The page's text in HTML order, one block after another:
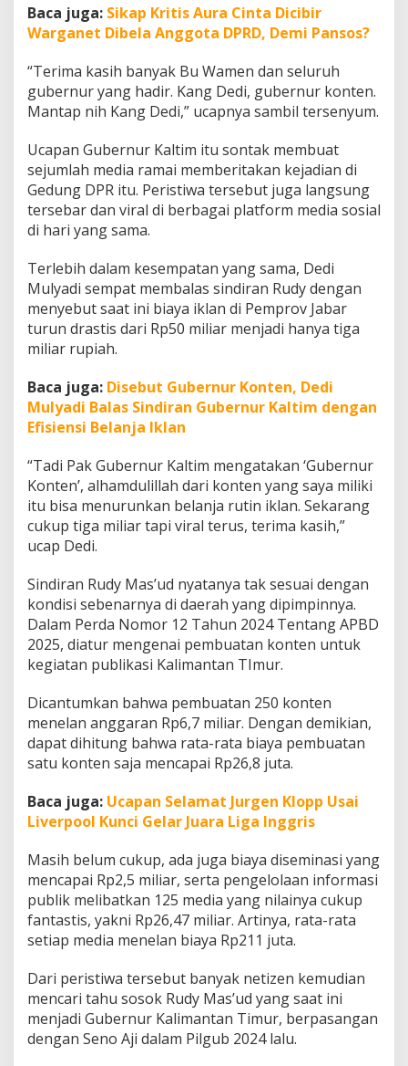
l
i
C
a
p
i
P
u
l
u
M
i
l
i
a
u
p
i
a
Baca juga: Sikap Kritis Aura Cinta Dicibir
Warganet Dibela Anggota DPRD, Demi Pansos?
“Terima kasih banyak Bu Wamen dan seluruh
gubernur yang hadir. Kang Dedi, gubernur konten.
Mantap nih Kang Dedi,” ucapnya sambil tersenyum.
Ucapan Gubernur Kaltim itu sontak membuat
sejumlah media ramai memberitakan kejadian di
Gedung DPR itu. Peristiwa tersebut juga langsung
tersebar dan viral di berbagai platform media sosial
di hari yang sama.
Terlebih dalam kesempatan yang sama, Dedi
Mulyadi sempat membalas sindiran Rudy dengan
menyebut saat ini biaya iklan di Pemprov Jabar
turun drastis dari Rp50 miliar menjadi hanya tiga
miliar rupiah.
Baca juga: Disebut Gubernur Konten, Dedi
Mulyadi Balas Sindiran Gubernur Kaltim dengan
Efisiensi Belanja Iklan
“Tadi Pak Gubernur Kaltim mengatakan ‘Gubernur
Konten’, alhamdulillah dari konten yang saya miliki
itu bisa menurunkan belanja rutin iklan. Sekarang
cukup tiga miliar tapi viral terus, terima kasih,”
ucap Dedi.
Sindiran Rudy Mas’ud nyatanya tak sesuai dengan
kondisi sebenarnya di daerah yang dipimpinnya.
Dalam Perda Nomor 12 Tahun 2024 Tentang APBD
2025, diatur mengenai pembuatan konten untuk
kegiatan publikasi Kalimantan TImur.
Dicantumkan bahwa pembuatan 250 konten
menelan anggaran Rp6,7 miliar. Dengan demikian,
dapat dihitung bahwa rata-rata biaya pembuatan
satu konten saja mencapai Rp26,8 juta.
Baca juga: Ucapan Selamat Jurgen Klopp Usai
Liverpool Kunci Gelar Juara Liga Inggris
Masih belum cukup, ada juga biaya diseminasi yang
mencapai Rp2,5 miliar, serta pengelolaan informasi
publik melibatkan 125 media yang nilainya cukup
fantastis, yakni Rp26,47 miliar. Artinya, rata-rata
setiap media menelan biaya Rp211 juta.
Dari peristiwa tersebut banyak netizen kemudian
mencari tahu sosok Rudy Mas’ud yang saat ini
menjadi Gubernur Kalimantan Timur, berpasangan
dengan Seno Aji dalam Pilgub 2024 lalu.